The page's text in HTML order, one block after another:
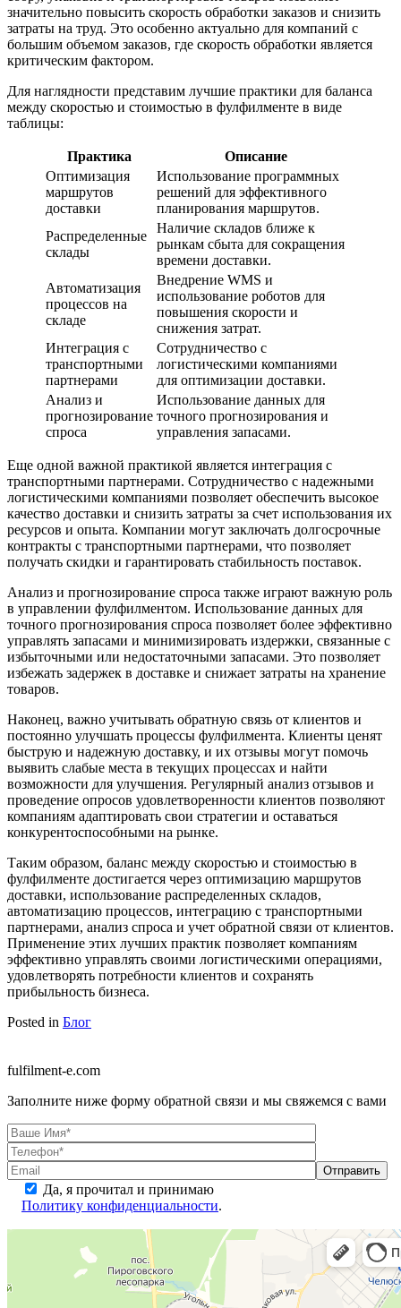
значительно повысить скорость обработки заказов и снизить
затраты на труд. Это особенно актуально для компаний с
большим объемом заказов, где скорость обработки является
критическим фактором.
Для наглядности представим лучшие практики для баланса
между скоростью и стоимостью в фулфилменте в виде
таблицы:
Практика
Описание
Оптимизация
маршрутов
доставки
Использование программных
решений для эффективного
планирования маршрутов.
Распределенные
склады
Наличие складов ближе к
рынкам сбыта для сокращения
времени доставки.
Автоматизация
процессов на
складе
Внедрение WMS и
использование роботов для
повышения скорости и
снижения затрат.
Интеграция с
транспортными
партнерами
Сотрудничество с
логистическими компаниями
для оптимизации доставки.
Анализ и
прогнозирование
спроса
Использование данных для
точного прогнозирования и
управления запасами.
Еще одной важной практикой является интеграция с
транспортными партнерами. Сотрудничество с надежными
логистическими компаниями позволяет обеспечить высокое
качество доставки и снизить затраты за счет использования их
ресурсов и опыта. Компании могут заключать долгосрочные
контракты с транспортными партнерами, что позволяет
получать скидки и гарантировать стабильность поставок.
Анализ и прогнозирование спроса также играют важную роль
в управлении фулфилментом. Использование данных для
точного прогнозирования спроса позволяет более эффективно
управлять запасами и минимизировать издержки, связанные с
избыточными или недостаточными запасами. Это позволяет
избежать задержек в доставке и снижает затраты на хранение
товаров.
Наконец, важно учитывать обратную связь от клиентов и
постоянно улучшать процессы фулфилмента. Клиенты ценят
быструю и надежную доставку, и их отзывы могут помочь
выявить слабые места в текущих процессах и найти
возможности для улучшения. Регулярный анализ отзывов и
проведение опросов удовлетворенности клиентов позволяют
компаниям адаптировать свои стратегии и оставаться
конкурентоспособными на рынке.
Таким образом, баланс между скоростью и стоимостью в
фулфилменте достигается через оптимизацию маршрутов
доставки, использование распределенных складов,
автоматизацию процессов, интеграцию с транспортными
партнерами, анализ спроса и учет обратной связи от клиентов.
Применение этих лучших практик позволяет компаниям
эффективно управлять своими логистическими операциями,
удовлетворять потребности клиентов и сохранять
прибыльность бизнеса.
Posted in Блог
fulfilment-e.com
Заполните ниже форму обратной связи и мы свяжемся с вами
Да, я прочитал и принимаю
Политику конфиденциальности.